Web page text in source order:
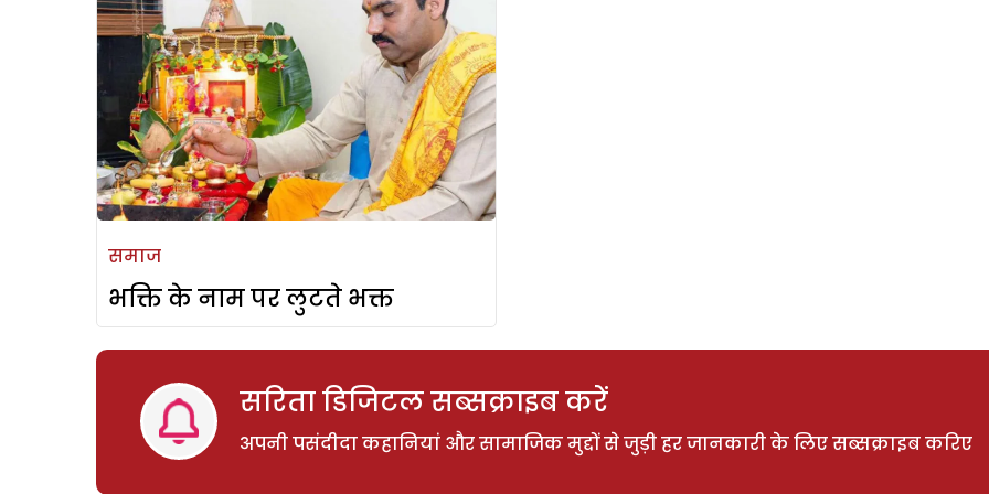
समाज
भक्ति के नाम पर लुटते भक्त
सरिता डिजिटल सब्सक्राइब करें
अपनी पसंदीदा कहानियां और सामाजिक मुद्दों से जुड़ी हर जानकारी के लिए सब्सक्राइब करिए